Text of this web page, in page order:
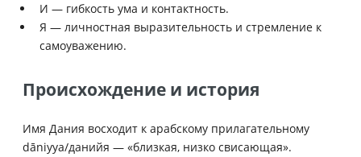
И — гибкость ума и контактность.
Я — личностная выразительность и стремление к
самоуважению.
Происхождение и история
Имя Дания восходит к арабскому прилагательному
dāniyya/данийя — «близкая, низко свисающая».